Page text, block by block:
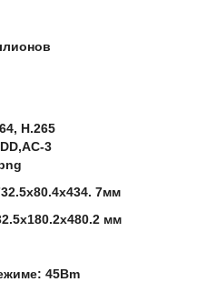
Н.265
3
7мм
мм
45Bm